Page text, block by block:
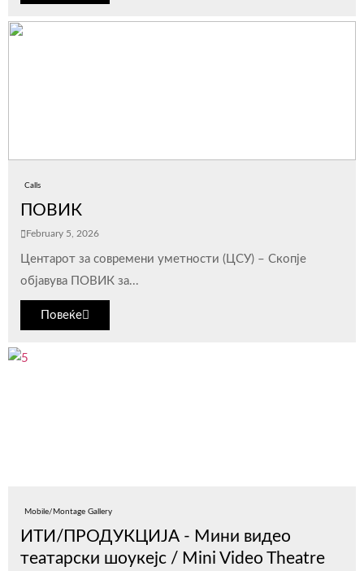
Calls
ПОВИК
February 5, 2026
Центарот за современи уметности (ЦСУ) – Скопје
објавува ПОВИК за...
Повеќе
Mobile/Montage Gallery
ИТИ/ПРОДУКЦИЈА - Мини видео
театарски шоукејс / Mini Video Theatre